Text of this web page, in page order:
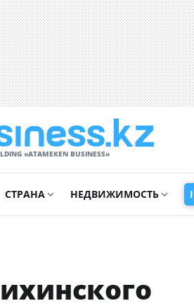
«ATAMEKЕN BUSINESS»
СТРАНА НЕДВИЖИМОСТЬ